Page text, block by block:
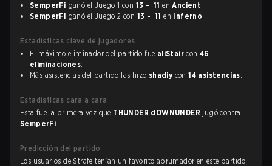
SemperFi ganó el Juego 1 con 13 - 11 enAncient
SemperFi ganó el Juego 2 con 13 - 11 en Inferno
Estadísticas clave de jugadores
El máximo eliminador del partido fue aliStair con46
eliminaciones.
Más asistencias del partido las hizo shadiy con14 asistencias.
Estadísticas cara a cara
Esta fue la primera vez que THUNDER dOWNUNDER jugó contra
SemperFi .
Predicción del partido
Los usuarios de Strafe tenían un favorito abrumador en este partido,